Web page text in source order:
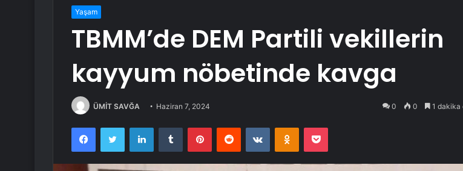
Yaşam
TBMM’de DEM Partili vekillerin
kayyum nöbetinde kavga
ÜMİT SAVĞA Haziran 7, 2024 0 0 1 dakika
FacebookTwitter LinkedInTumblr PinterestReddit VKontakteOdnoklassniki
Pocket